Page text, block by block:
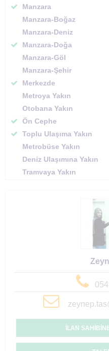
Manzara
Manzara-Boğaz
Manzara-Deniz
Manzara-Doğa
Manzara-Göl
Manzara-Şehir
Merkezde
Metroya Yakın
Otobana Yakın
Ön Cephe
Toplu Ulaşıma Yakın
Metrobüse Yakın
Deniz Ulaşımına Yakın
Tramvaya Yakın
İLAN